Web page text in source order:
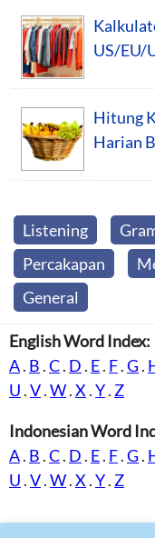
US/EU/
Hitung
Harian
Listening
Percakapan
General
English Word Index:
A. B .C. D . E. F.G.
U .V.W.X .Y. Z
Indonesian Word
A. B .C. D . E. F.G.
U .V.W.X .Y. Z